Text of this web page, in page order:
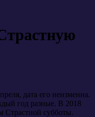
дата его неизменна.
год разные. В 2018
Страстной субботы.